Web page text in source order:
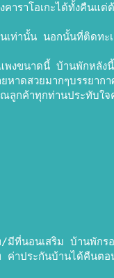
าราโอเกะได้ทั้งคืนแต่
พงขนาดนี้ บ้านพักหลัง
หาดสวยมากๆบรรยาก
ลูกค้าทุกท่านประทับใจ
ที่นอนเสริม บ้านพักร
าประกันบ้านได้คืนตอ